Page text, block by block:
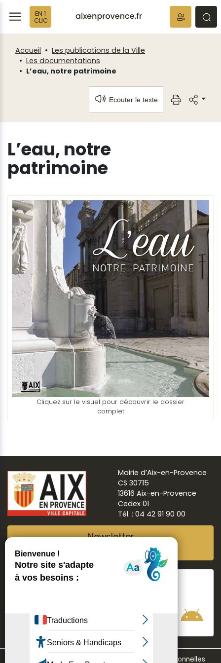
EN 1
CLIC
Accueil
Les publications de la Ville
Les documentations
L’eau, notre patrimoine
Ecouter le texte
L’eau, notre
patrimoine
Cliquez sur le visuel pour découvrir le dossier
complet
Mairie d’Aix-en-Provence
CS 30715
13616 Aix-en-Provence
Cedex 01
Tél. : 04 42 91 90 00
Newsletter
Suivre Aix ma ville
Communication Mentions légales Données personnelles
Panneau de gestion des cookies